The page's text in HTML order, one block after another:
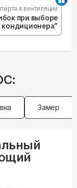
в вентиляции
при выборе
кондиционера”
Замер